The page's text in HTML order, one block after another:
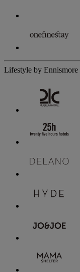
Lifestyle by Ennismore